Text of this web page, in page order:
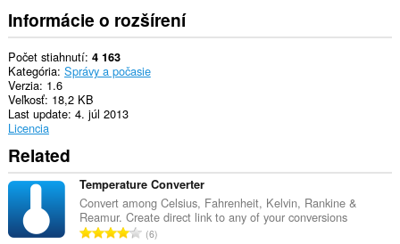
prehliadania.
Informácie o rozšírení
Počet stiahnutí 4 163
Kategória Správy a počasie
Verzia 1.6
Veľkosť 18,2 KB
Last update 4. júl 2013
Licencia
Related
Temperature Converter
Convert among Celsius, Fahrenheit, Kelvin, Rankine &
Reamur. Create direct link to any of your conversions
C6